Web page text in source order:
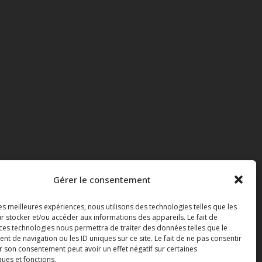
Gérer le consentement
meilleures expériences, nous utilisons des technologies telles que les
stocker et/ou accéder aux informations des appareils. Le fait de
technologies nous permettra de traiter des données telles que le
de navigation ou les ID uniques sur ce site. Le fait de ne pas consentir
son consentement peut avoir un effet négatif sur certaines
et fonctions.